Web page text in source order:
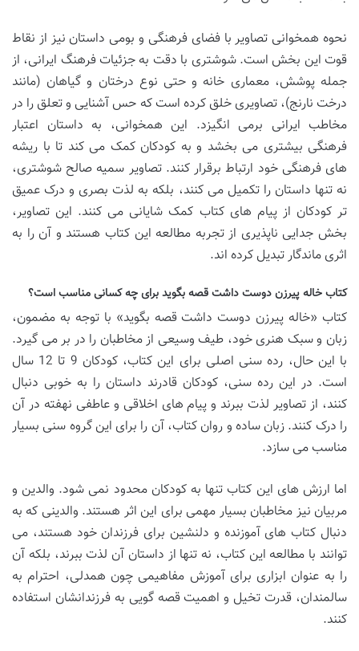
نحوه همخوانی تصاویر با فضای فرهنگی و بومی داستان نیز از نقاط
قوت این بخش است. شوشتری با دقت به جزئیات فرهنگ ایرانی، از
جمله پوشش، معماری خانه و حتی نوع درختان و گیاهان (مانند
درخت نارنج)، تصاویری خلق کرده است که حس آشنایی و تعلق را در
مخاطب ایرانی برمی انگیزد. این همخوانی، به داستان اعتبار
فرهنگی بیشتری می بخشد و به کودکان کمک می کند تا با ریشه
های فرهنگی خود ارتباط برقرار کنند. تصاویر سمیه صالح شوشتری،
نه تنها داستان را تکمیل می کنند، بلکه به لذت بصری و درک عمیق
تر کودکان از پیام های کتاب کمک شایانی می کنند. این تصاویر،
بخش جدایی ناپذیری از تجربه مطالعه این کتاب هستند و آن را به
اثری ماندگار تبدیل کرده اند.
کتاب خاله پیرزن دوست داشت قصه بگوید برای چه کسانی مناسب است؟
کتاب «خاله پیرزن دوست داشت قصه بگوید» با توجه به مضمون،
زبان و سبک هنری خود، طیف وسیعی از مخاطبان را در بر می گیرد.
با این حال، رده سنی اصلی برای این کتاب، کودکان 9 تا 12 سال
است. در این رده سنی، کودکان قادرند داستان را به خوبی دنبال
کنند، از تصاویر لذت ببرند و پیام های اخلاقی و عاطفی نهفته در آن
را درک کنند. زبان ساده و روان کتاب، آن را برای این گروه سنی بسیار
مناسب می سازد.
اما ارزش های این کتاب تنها به کودکان محدود نمی شود. والدین و
مربیان نیز مخاطبان بسیار مهمی برای این اثر هستند. والدینی که به
دنبال کتاب های آموزنده و دلنشین برای فرزندان خود هستند، می
توانند با مطالعه این کتاب، نه تنها از داستان آن لذت ببرند، بلکه آن
را به عنوان ابزاری برای آموزش مفاهیمی چون همدلی، احترام به
سالمندان، قدرت تخیل و اهمیت قصه گویی به فرزندانشان استفاده
کنند.